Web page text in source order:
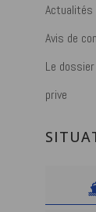
Actualités
Avis de
Le
prive